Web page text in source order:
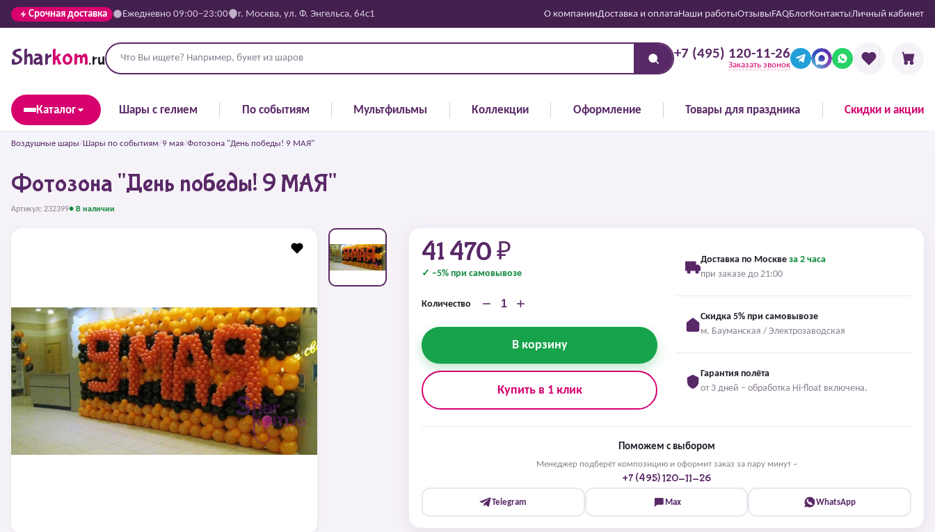
Срочная доставка Ежедневно 09:00–23:00 г. Москва, ул. Ф. Энгельса, 64с1 О компанииДоставка и оплатаНаши работыОтзывыFAQБлогКонтактыЛичный кабинет
Sharkom.ru +7 (495) 120-11-26
Заказать звонок
Каталог Шары с гелием По событиям Мультфильмы Коллекции Оформление Товары для праздника Скидки и акции
Воздушные шары/Шары по событиям/9 мая/Фотозона "День победы! 9 МАЯ"
Фотозона "День победы! 9 МАЯ"
Артикул: 232399● В наличии
41 470 ₽
✓ −5% при самовывозе
Количество − +
В корзину
Купить в 1 клик
Доставка по Москве за 2 часа
при заказе до 21:00
Скидка 5% при самовывозе
м. Бауманская / Электрозаводская
Гарантия полёта
от 3 дней – обработка Hi-float включена.
Поможем с выбором
Менеджер подберёт композицию и оформит заказ за пару минут –
+7 (495) 120-11-26
Telegram Max WhatsApp